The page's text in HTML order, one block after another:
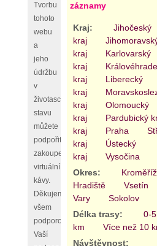
Tvorbu
tohoto
webu
a
jeho
údržbu
v
životaschopném
stavu
můžete
podpořit
zakoupením
virtuální
kávy.
Děkujeme
všem
podporovatelům,
Vaší
záznamy
Kraj:
Jihočeský
kraj
kraj
Karlovarský
kraj
kraj
Liberecký
kraj
kraj
Olomoucký
kraj
Pardubický
kraj
Praha
kraj
Ústecký
kraj
Vysočina
Okres:
Kroměříž
Hradiště
Vsetín
Vary
Sokolov
Délka trasy:
0-
km
Více než 10
Návštěvnost: